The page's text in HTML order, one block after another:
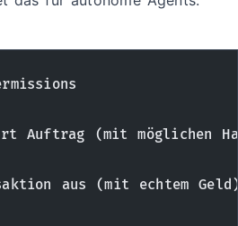
Auftrag (mit möglichen
aus (mit echtem